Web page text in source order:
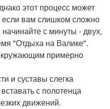
этот процесс может
вам слишком сложно
с минуты - двух,
"Отдыха на Валике".
примерно
и суставы слегка
с полотенца
движений.